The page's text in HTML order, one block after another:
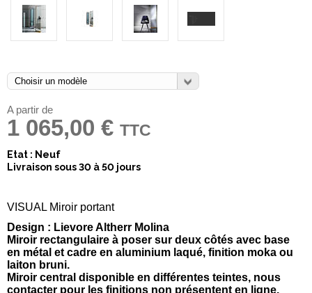
A partir de
1 065,00 € TTC
Etat : Neuf
Livraison sous 30 à 50 jours
VISUAL Miroir portant
Design : Lievore Altherr Molina
Miroir rectangulaire à poser sur deux côtés avec base
en métal et cadre en aluminium laqué, finition moka ou
laiton bruni.
Miroir central disponible en différentes teintes, nous
contacter pour les finitions non présentent en ligne.